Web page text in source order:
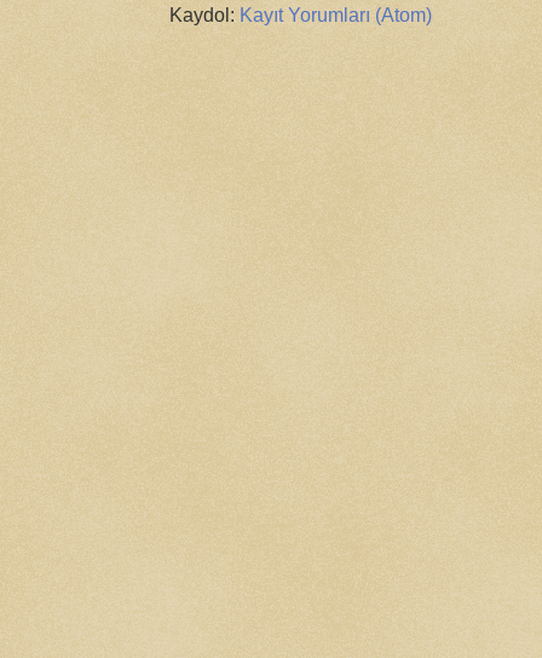
Kaydol: Kayıt Yorumları (Atom)